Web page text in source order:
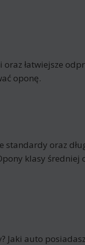
łatwiejsze
oponę.
oraz
klasy
auto